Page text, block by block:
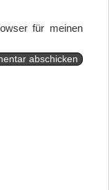
für meinen